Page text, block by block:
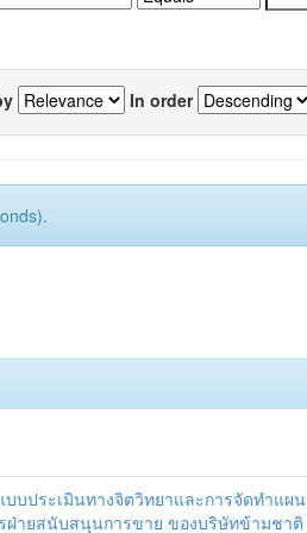
In order
บประเมินทางจิตวิทยาและการจัดทำแผน
ายสนับสนุนการขาย ของบริษัทข้ามชาติ